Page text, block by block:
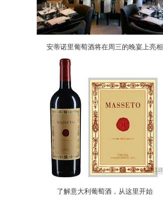
安蒂诺里葡萄酒将在周三的晚宴上亮相
了解意大利葡萄酒，从这里开始